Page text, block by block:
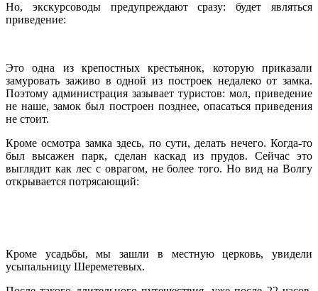
Но, экскурсоводы предупреждают сразу: будет являться
приведение:
Это одна из крепостных крестьянок, которую приказали
замуровать заживо в одной из построек недалеко от замка.
Поэтому администрация зазывает туристов: мол, приведение
не наше, замок был построен позднее, опасаться приведения
не стоит.
Кроме осмотра замка здесь, по сути, делать нечего. Когда-то
был высажен парк, сделан каскад из прудов. Сейчас это
выглядит как лес с оврагом, не более того. Но вид на Волгу
открывается потрясающий:
Кроме усадьбы, мы зашли в местную церковь, увидели
усыпальницу Шереметевых.